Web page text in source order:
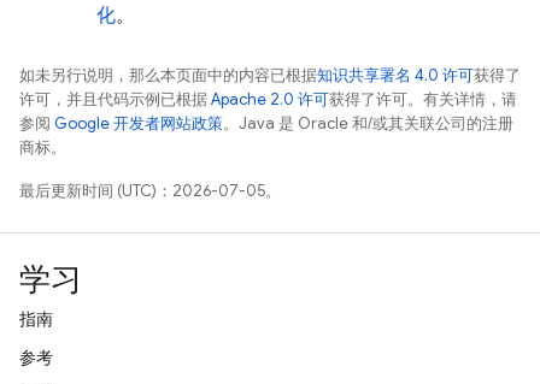
化。
如未另行说明，那么本页面中的内容已根据知识共享署名 4.0 许可获得了
许可，并且代码示例已根据Apache 2.0 许可获得了许可。有关详情，请
参阅 Google 开发者网站政策。Java 是 Oracle 和/或其关联公司的注册
商标。
最后更新时间 (UTC)：2026-07-05。
学习
指南
参考